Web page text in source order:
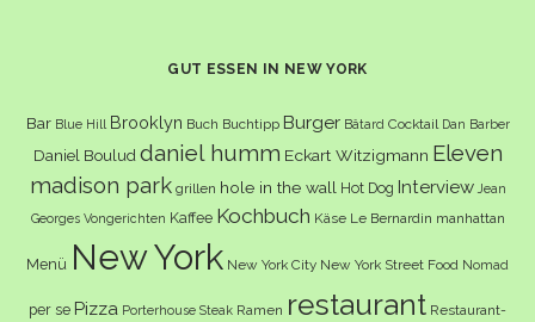
GUT ESSEN IN NEW YORK
Bar Blue Hill Brooklyn Buch Buchtipp Burger Bâtard Cocktail Dan Barber
Daniel Boulud daniel humm Eckart Witzigmann Eleven
madison park grillen hole in the wall Hot Dog Interview Jean
Georges Vongerichten Kaffee Kochbuch Käse Le Bernardin manhattan
Menü New York New York City New York Street Food Nomad
per se Pizza Porterhouse Steak Ramen restaurant Restaurant-